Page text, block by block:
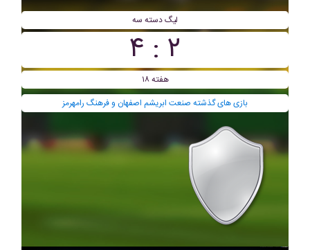
ليگ دسته سه
۲ : ۴
هفته ۱۸
بازی های گذشته صنعت ابریشم اصفهان و فرهنگ رامهرمز